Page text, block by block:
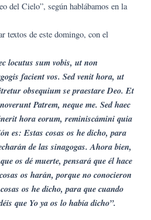
del Cielo”, según hablábamos en la
textos de este domingo, con el
locutus sum vobis, ut non
facient vos. Sed venit hora, ut
obsequium se praestare Deo. Et
Patrem, neque me. Sed haec
hora eorum, reminiscámini quia
es: Estas cosas os he dicho, para
de las sinagogas. Ahora bien,
os dé muerte, pensará que él hace
os harán, porque no conocieron
os he dicho, para que cuando
que Yo ya os lo había dicho”.